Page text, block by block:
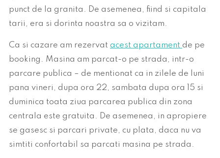
punct de la granita. De asemenea, fiind si capitala
tarii, era si dorinta noastra sa o vizitam.
Ca si cazare am rezervat acest apartament de pe
booking. Masina am parcat-o pe strada, intr-o
parcare publica – de mentionat ca in zilele de luni
pana vineri, dupa ora 22, sambata dupa ora 15 si
duminica toata ziua parcarea publica din zona
centrala este gratuita. De asemenea, in apropiere
se gasesc si parcari private, cu plata, daca nu va
simtiti confortabil sa parcati masina pe strada.